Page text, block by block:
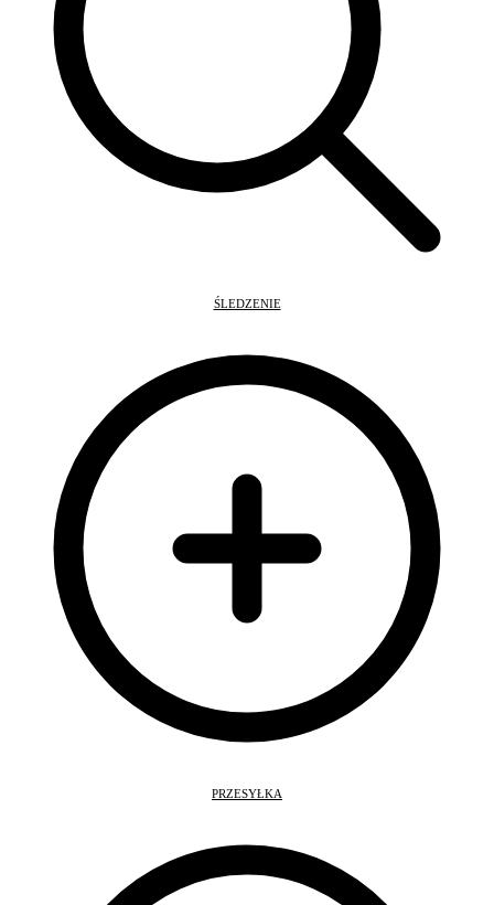
ŚLEDZENIE
PRZESYŁKA